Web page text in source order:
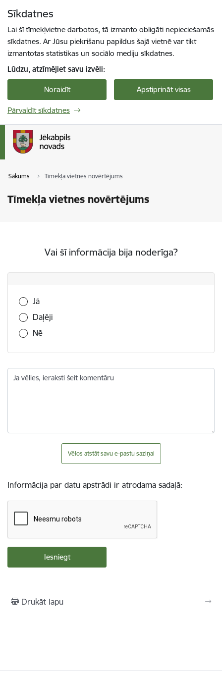
Sīkdatnes
Lai šī tīmekļvietne darbotos, tā izmanto obligāti nepieciešamās
sīkdatnes. Ar Jūsu piekrišanu papildus šajā vietnē var tikt
izmantotas statistikas un sociālo mediju sīkdatnes.
Lūdzu, atzīmējiet savu izvēli:
Noraidīt Apstiprināt visas
Pārvaldīt sīkdatnes
Sākums Tīmekļa vietnes novērtējums
Tīmekļa vietnes novērtējums
Vai šī informācija bija noderīga?
Vai šī informācija bija noderīga?
Jā
Daļēji
Nē
Ja vēlies, ieraksti šeit komentāru
Vēlos atstāt savu e-pastu saziņai
Informācija par datu apstrādi ir atrodama sadaļā:
Drukāt lapu